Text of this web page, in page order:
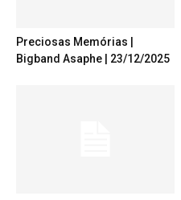
Preciosas Memórias |
Bigband Asaphe | 23/12/2025